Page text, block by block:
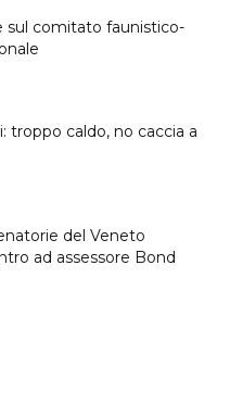
sul comitato faunistico-
troppo caldo, no caccia a
del Veneto
ad assessore Bond